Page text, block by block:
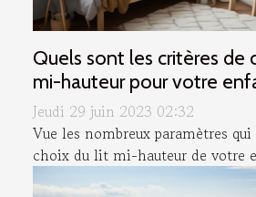
Quels sont les critères de
mi-hauteur pour votre
Jeudi 29 juin 2023 02:32
Vue les nombreux paramètres
choix du lit mi-hauteur de votre